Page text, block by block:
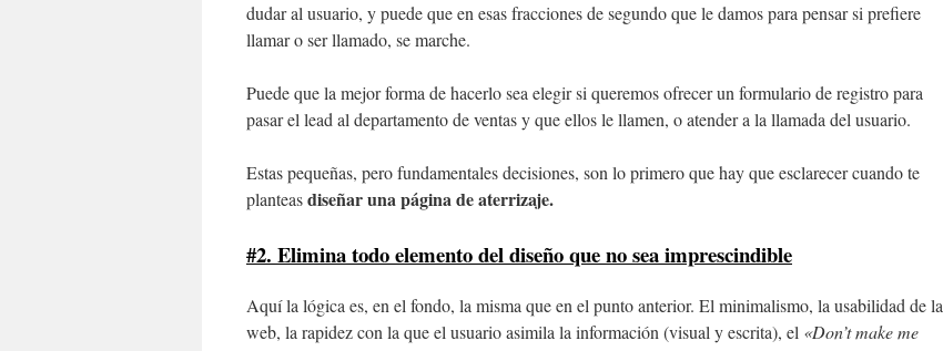
dudar al usuario, y puede que en esas fracciones de segundo que le damos para pensar si prefiere
llamar o ser llamado, se marche.
Puede que la mejor forma de hacerlo sea elegir si queremos ofrecer un formulario de registro para
pasar el lead al departamento de ventas y que ellos le llamen, o atender a la llamada del usuario.
Estas pequeñas, pero fundamentales decisiones, son lo primero que hay que esclarecer cuando te
planteasdiseñar una página de aterrizaje.
#2. Elimina todo elemento del diseño que no sea imprescindible
Aquí la lógica es, en el fondo, la misma que en el punto anterior. El minimalismo, la usabilidad de la
web, la rapidez con la que el usuario asimila la información (visual y escrita), el «Don’t make me